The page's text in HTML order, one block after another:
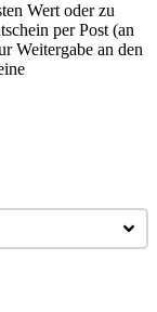
Wert oder zu
per Post (an
Weitergabe an den